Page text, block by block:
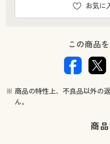
幅100×丈230(2枚組) ◎ 在庫あ
幅100×丈245(2枚組) ○ 在庫わず
幅100×丈250(2枚組) ○ 在庫わ
幅100×丈255(2枚組) ○ 在庫わ
幅100×丈260(2枚組) ○ 在庫わ
幅130×丈100(2枚組) ◎ 在庫あり
幅130×丈120(2枚組) ◎ 在庫あ
お気に
この商品
※ 商品の特性上、不良品以外の
ん。
商